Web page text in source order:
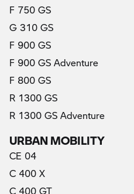
F 750 GS
G 310 GS
F 900 GS
F 900 GS Adventure
F 800 GS
R 1300 GS
R 1300 GS Adventure
URBAN MOBILITY
CE 04
C 400 X
C 400 GT